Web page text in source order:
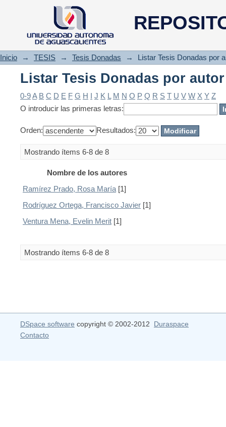
Listar Tesis Donadas por autor
Inicio → TESIS → Tesis Donadas → Listar Tesis Donadas por
Listar Tesis Donadas por autor
0-9A B C D E F G H I J K L M N O P Q R S T U V W X Y Z
O introducir las primeras letras:
Orden: Resultados:
Mostrando ítems 6-8 de 8
Nombre de los autores
Ramírez Prado, Rosa María [1]
Rodríguez Ortega, Francisco Javier [1]
Ventura Mena, Evelin Merit [1]
Mostrando ítems 6-8 de 8
DSpace software copyright © 2002-2012 Duraspace
Contacto